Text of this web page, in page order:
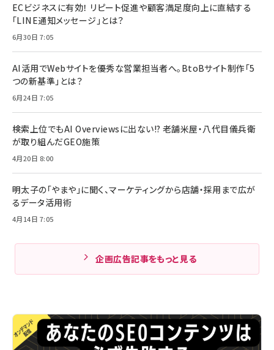
ECビジネスに有効！ リピート促進や顧客満足度向上に直結する
「LINE通知メッセージ」とは？
6月30日 7:05
AI活用でWebサイトを優秀な営業担当者へ。BtoBサイト制作「5
つの新基準」とは？
6月24日 7:05
検索上位でもAI Overviewsに出ない!? 老舗米屋・八代目儀兵衛
が取り組んだGEO施策
4月20日 8:00
明太子の「やまや」に聞く、マーケティングから店舗・採用まで広が
るデータ活用術
4月14日 7:05
企画広告記事をもっと見る